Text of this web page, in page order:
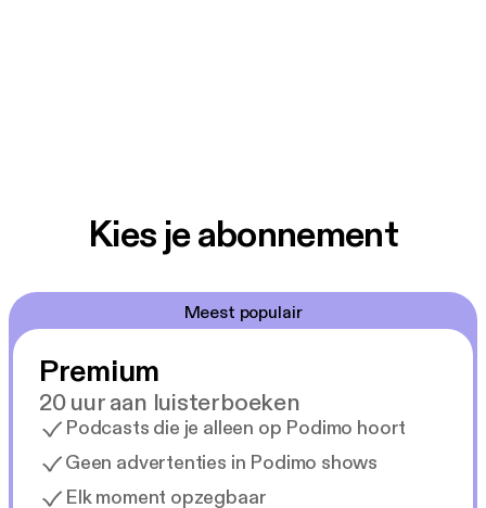
Kies je abonnement
Meest populair
Premium
20 uur aan luisterboeken
Podcasts die je alleen op Podimo hoort
Geen advertenties in Podimo shows
Elk moment opzegbaar